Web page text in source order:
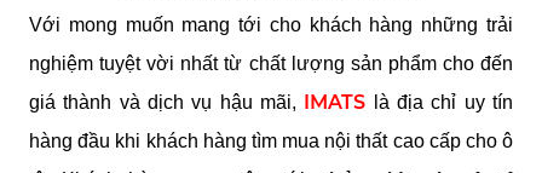
Với mong muốn mang tới cho khách hàng những trải
nghiệm tuyệt vời nhất từ chất lượng sản phẩm cho đến
giá thành và dịch vụ hậu mãi,
IMATS là địa chỉ uy tín
hàng đầu khi khách hàng tìm mua nội thất cao cấp cho ô